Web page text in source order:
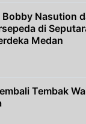
Nasution
di
Medan
Tembak